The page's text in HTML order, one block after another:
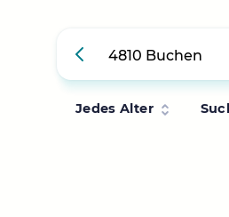
Jedes Alter